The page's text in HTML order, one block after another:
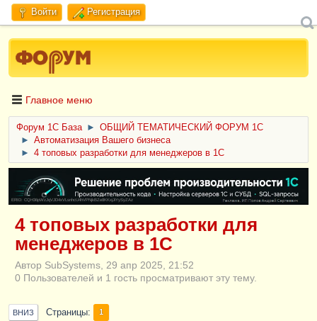
Войти Регистрация
Главное меню
Форум 1C База ►
ОБЩИЙ ТЕМАТИЧЕСКИЙ ФОРУМ 1С
►
Автоматизация Вашего бизнеса
►
4 топовых разработки для менеджеров в 1С
ERID: CQH36pWzJqVJD4xVLsnhcU4hVPNjkBZe8KKxjJiYySyZAz
4 топовых разработки для
менеджеров в 1С
Автор SubSystems, 29 апр 2025, 21:52
0 Пользователей и 1 гость просматривают эту тему.
ВНИЗ Страницы 1